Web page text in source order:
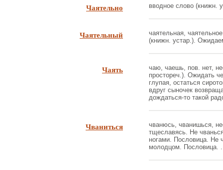
Чаятельно вводное слово (книжн.
Чаятельный
чаятельная,
(книжн. устар.).
Чаять
чаю, чаешь, пов. нет,
простореч.). Ожидать
глупая, остаться
вдруг сыночек
дождаться-то такой
Чваниться
чванюсь, чванишься,
тщеславясь. Не
ногами. Пословица. Не
молодцом. Пословица.